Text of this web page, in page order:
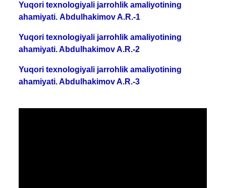
Yuqori texnologiyali jarrohlik amaliyotining
ahamiyati. Abdulhakimov A.R.-1
Yuqori texnologiyali jarrohlik amaliyotining
ahamiyati. Abdulhakimov A.R.-2
Yuqori texnologiyali jarrohlik amaliyotining
ahamiyati. Abdulhakimov A.R.-3